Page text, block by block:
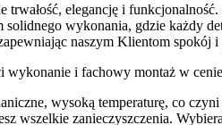
elegancję i
wykonania, gdzie każdy
naszym Klientom spokój
wykonanie i fachowy montaż w
wysoką temperaturę, co
wszelkie zanieczyszczenia.